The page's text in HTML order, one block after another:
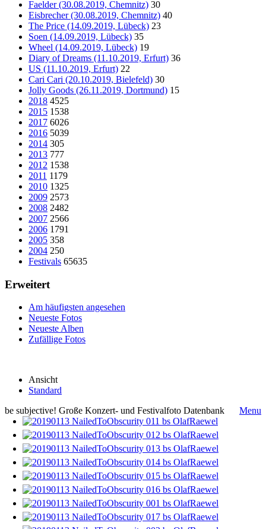
Faelder (30.08.2019, Chemnitz) 30
Eisbrecher (30.08.2019, Chemnitz) 40
The Price (14.09.2019, Lübeck) 23
Soen (14.09.2019, Lübeck) 35
Wheel (14.09.2019, Lübeck) 19
Diary of Dreams (11.10.2019, Erfurt) 36
US (11.10.2019, Erfurt) 22
Cari Cari (20.10.2019, Bielefeld) 30
Jolly Goods (26.11.2019, Dortmund) 15
2018 4525
2015 1538
2017 6026
2016 5039
2014 305
2013 777
2012 1538
2011 1179
2010 1325
2009 2573
2008 2482
2007 2566
2006 1791
2005 358
2004 250
Festivals 65635
Erweitert
Am häufigsten angesehen
Neueste Fotos
Neueste Alben
Zufällige Fotos
Ansicht
Standard
be subjective! Große Konzert- und Festivalfoto Datenbank
Menu